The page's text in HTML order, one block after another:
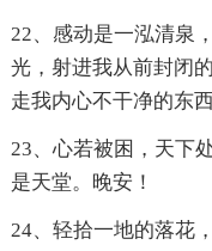
22、感动是一泓清泉
光，射进我从前封闭
走我内心不干净的东
23、心若被困，天下
是天堂。晚安！
24、轻拾一地的落花